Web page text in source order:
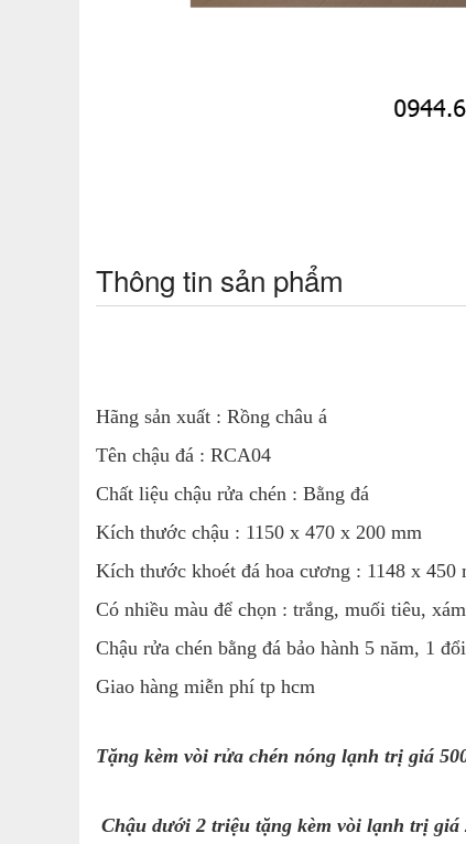
Thông tin sản phẩm
Hãng sản xuất : Rồng châu á
Tên chậu đá : RCA04
Chất liệu chậu rửa chén : Bằng đá
Kích thước chậu : 1150 x 470 x 200 mm
Kích thước khoét đá hoa cương : 1148 x 450
Có nhiều màu để chọn : trắng, muối tiêu,
Chậu rửa chén bằng đá bảo hành 5 năm, 1
Giao hàng miễn phí tp hcm
Tặng kèm vòi rửa chén nóng lạnh trị giá
Chậu dưới 2 triệu tặng kèm vòi lạnh trị giá